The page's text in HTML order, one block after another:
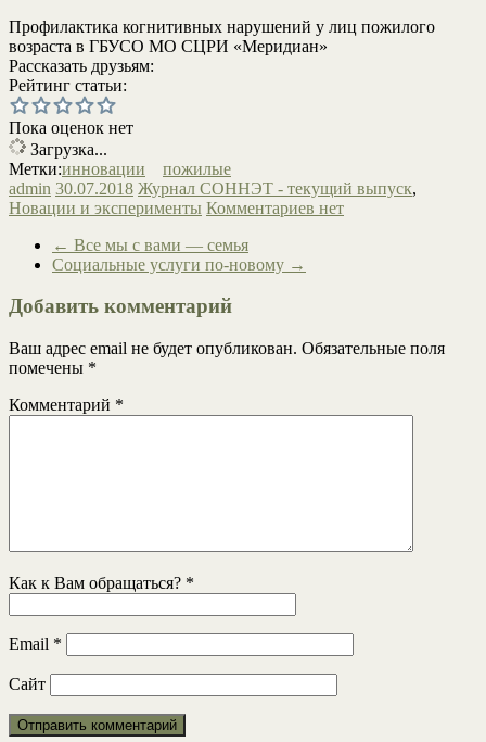
Профилактика когнитивных нарушений у лиц пожилого
возраста в ГБУСО МО СЦРИ «Меридиан»
Рассказать друзьям:
Рейтинг статьи:
Пока оценок нет
Загрузка...
Метки:инновации
пожилые
admin 30.07.2018 Журнал СОННЭТ - текущий выпуск,
Новации и эксперименты Комментариев нет
← Все мы с вами — семья
Социальные услуги по-новому →
Добавить комментарий
Ваш адрес email не будет опубликован. Обязательные поля
помечены *
Комментарий *
Как к Вам обращаться? *
Email *
Сайт